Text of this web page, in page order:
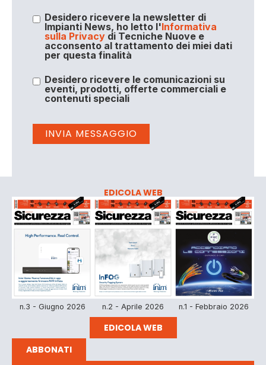
Desidero ricevere la newsletter di
Impianti News, ho letto l'Informativa
sulla Privacydi Tecniche Nuove e
acconsento al trattamento dei miei dati
per questa finalità
Desidero ricevere le comunicazioni su
eventi, prodotti, offerte commerciali e
contenuti speciali
EDICOLA WEB
n.3 - Giugno 2026 n.2 - Aprile 2026 n.1 - Febbraio 2026
EDICOLA WEB
ABBONATI